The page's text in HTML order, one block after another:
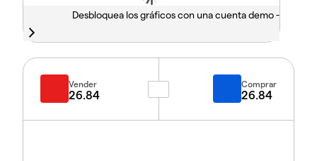
Desbloquea los gráficos con una cuenta demo -
Vender
26.84
Comprar
26.84